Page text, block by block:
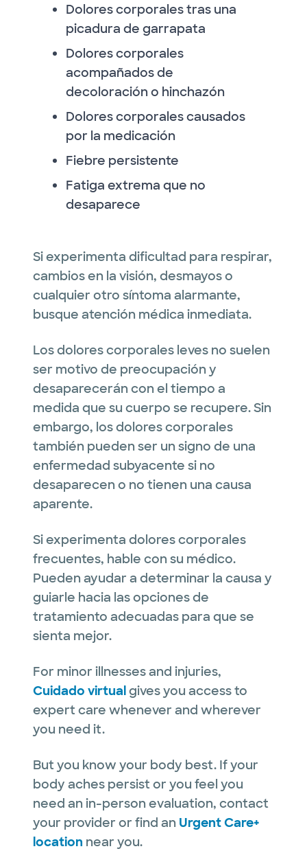
Dolores corporales tras una
picadura de garrapata
Dolores corporales
acompañados de
decoloración o hinchazón
Dolores corporales causados
por la medicación
Fiebre persistente
Fatiga extrema que no
desaparece
Si experimenta dificultad para respirar,
cambios en la visión, desmayos o
cualquier otro síntoma alarmante,
busque atención médica inmediata.
Los dolores corporales leves no suelen
ser motivo de preocupación y
desaparecerán con el tiempo a
medida que su cuerpo se recupere. Sin
embargo, los dolores corporales
también pueden ser un signo de una
enfermedad subyacente si no
desaparecen o no tienen una causa
aparente.
Si experimenta dolores corporales
frecuentes, hable con su médico.
Pueden ayudar a determinar la causa y
guiarle hacia las opciones de
tratamiento adecuadas para que se
sienta mejor.
For minor illnesses and injuries,
Cuidado virtualgives you access to
expert care whenever and wherever
you need it.
But you know your body best. If your
body aches persist or you feel you
need an in-person evaluation, contact
your provider or find an Urgent Care+
location near you.